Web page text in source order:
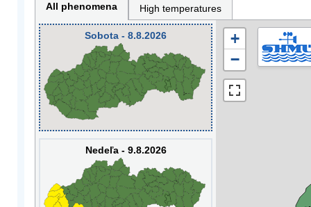
All phenomena High temperatures
Sobota - 8.8.2026
Nedeľa - 9.8.2026
+
−